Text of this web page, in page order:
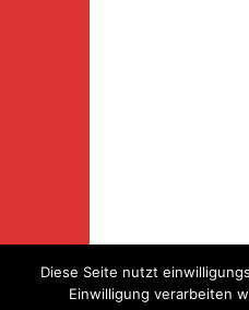
Diese Seite nutzt
Einwilligung verarbeiten